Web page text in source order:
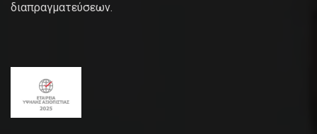
διαπραγματεύσεων.